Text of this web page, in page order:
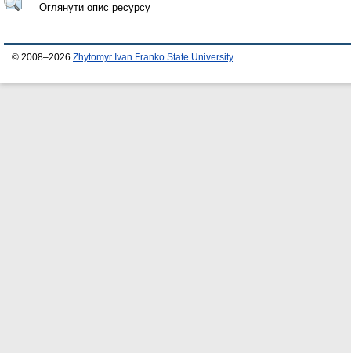
Оглянути опис ресурсу
© 2008–2026 Zhytomyr Ivan Franko State University